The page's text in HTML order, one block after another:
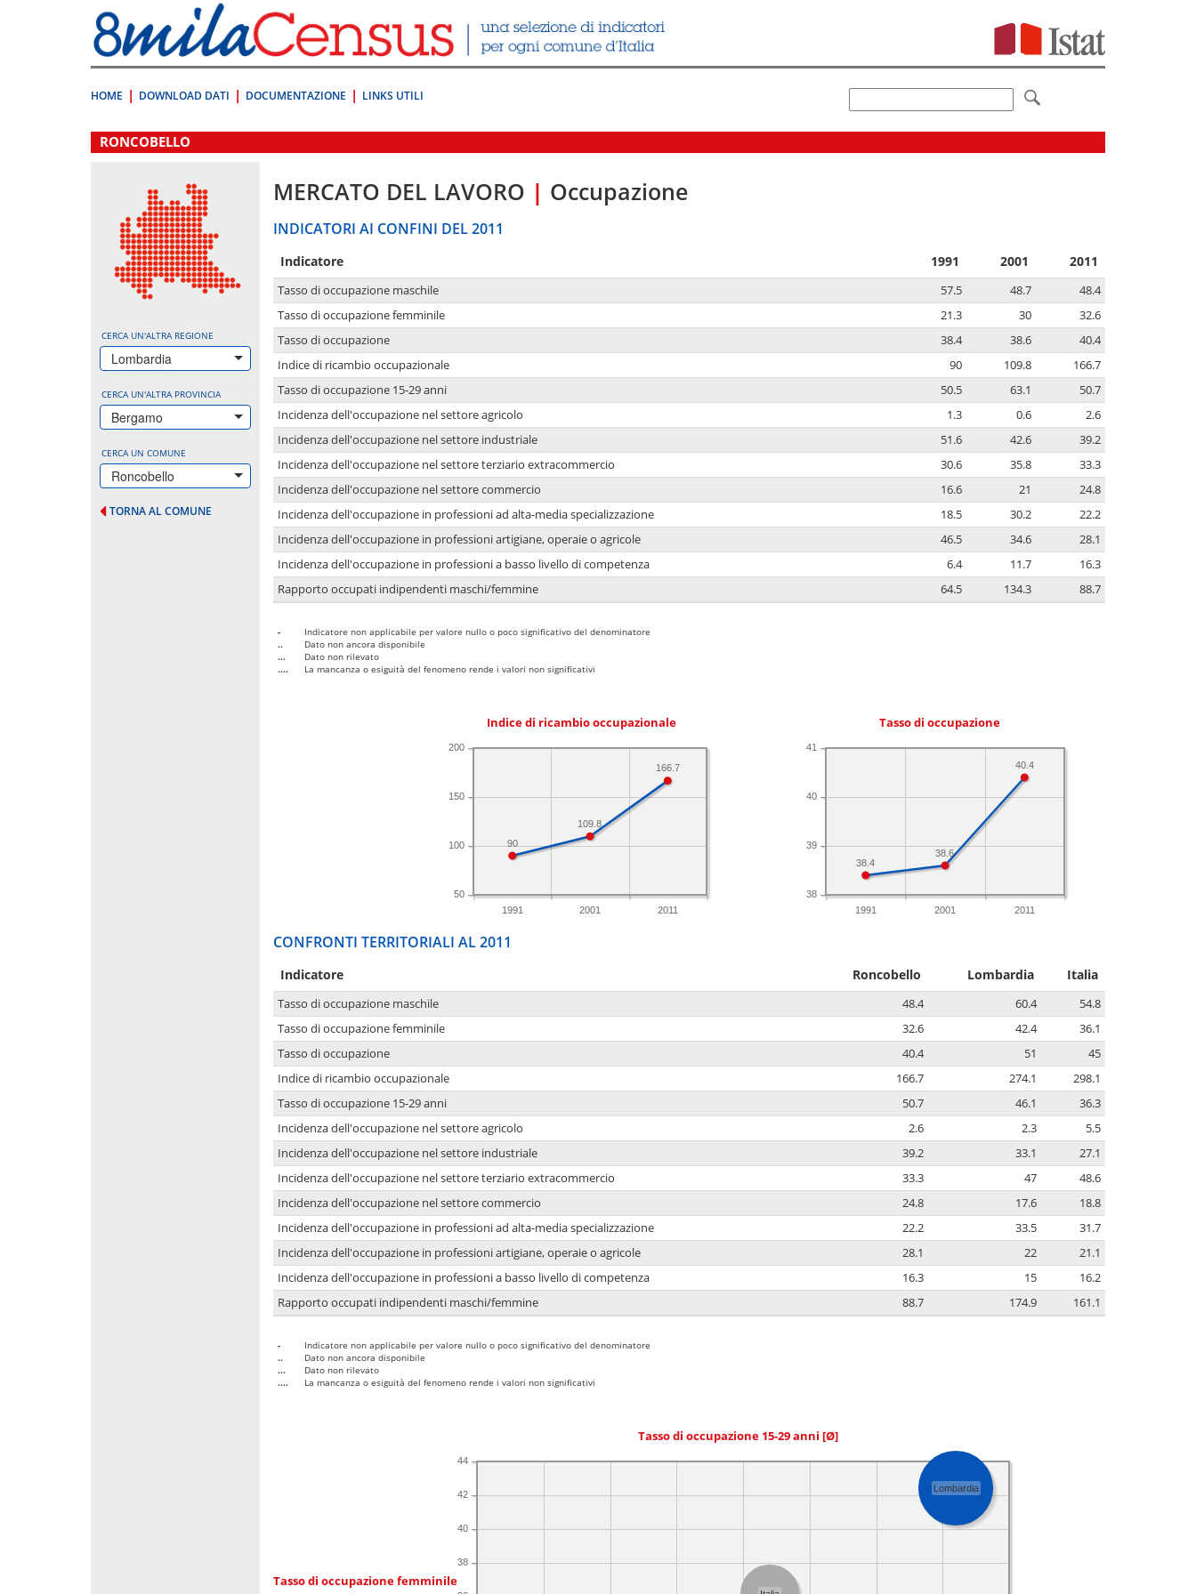
direttamente
a:
Contenuto
HOME DOWNLOAD DATI DOCUMENTAZIONE LINKS UTILI
.
RONCOBELLO
CERCA UN'ALTRA REGIONE
Lombardia
CERCA UN'ALTRA PROVINCIA
Bergamo
CERCA UN COMUNE
Roncobello
TORNA AL COMUNE
MERCATO DEL LAVORO | Occupazione
INDICATORI AI CONFINI DEL 2011
Indicatore 1991 2001 2011
Tasso di occupazione maschile 57.5 48.7
48.4
Tasso di occupazione femminile
21.3 30
32.6
Tasso di occupazione
38.4 38.6
40.4
Indice di ricambio occupazionale
90 109.8
166.7
Tasso di occupazione 15-29 anni
50.5 63.1
50.7
Incidenza dell'occupazione nel settore agricolo
1.3 0.6
2.6
Incidenza dell'occupazione nel settore industriale
51.6 42.6
39.2
Incidenza dell'occupazione nel settore terziario extracommercio
30.6 35.8
33.3
Incidenza dell'occupazione nel settore commercio
16.6 21
24.8
Incidenza dell'occupazione in professioni ad alta-media specializzazione
18.5 30.2
22.2
Incidenza dell'occupazione in professioni artigiane, operaie o agricole
46.5 34.6
28.1
Incidenza dell'occupazione in professioni a basso livello di competenza
6.4 11.7
16.3
Rapporto occupati indipendenti maschi/femmine
64.5 134.3 88.7
-
Indicatore non applicabile per valore nullo o poco significativo del denominatore
..
Dato non ancora disponibile
...
Dato non rilevato
....
La mancanza o esiguità del fenomeno rende i valori non significativi
Indice di ricambio occupazionale
1991 2001 2011
50
100
150
200
166.7
109.8
90
Tasso di occupazione
1991 2001 2011
38
39
40
41
40.4
38.6
38.4
CONFRONTI TERRITORIALI AL 2011
Indicatore Roncobello Lombardia Italia
Tasso di occupazione maschile 48.4 60.4
54.8
Tasso di occupazione femminile
32.6 42.4
36.1
Tasso di occupazione
40.4 51
45
Indice di ricambio occupazionale
166.7 274.1
298.1
Tasso di occupazione 15-29 anni
50.7 46.1
36.3
Incidenza dell'occupazione nel settore agricolo
2.6 2.3
5.5
Incidenza dell'occupazione nel settore industriale
39.2 33.1
27.1
Incidenza dell'occupazione nel settore terziario extracommercio
33.3 47
48.6
Incidenza dell'occupazione nel settore commercio
24.8 17.6
18.8
Incidenza dell'occupazione in professioni ad alta-media specializzazione
22.2 33.5
31.7
Incidenza dell'occupazione in professioni artigiane, operaie o agricole
28.1 22
21.1
Incidenza dell'occupazione in professioni a basso livello di competenza
16.3 15
16.2
Rapporto occupati indipendenti maschi/femmine
88.7 174.9 161.1
-
Indicatore non applicabile per valore nullo o poco significativo del denominatore
..
Dato non ancora disponibile
...
Dato non rilevato
....
La mancanza o esiguità del fenomeno rende i valori non significativi
Tasso di occupazione 15-29 anni [Ø]
Tasso di occupazione femminile
38
40
42
44
Lombardia